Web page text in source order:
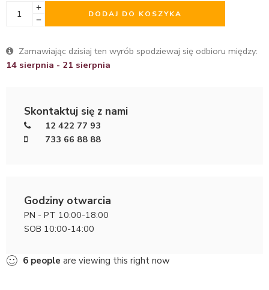
DODAJ DO KOSZYKA
Zamawiając dzisiaj ten wyrób spodziewaj się odbioru między:
14 sierpnia - 21 sierpnia
Skontaktuj się z nami
12 422 77 93
733 66 88 88
Godziny otwarcia
PN - PT 10:00-18:00
SOB 10:00-14:00
6 people are viewing this right now